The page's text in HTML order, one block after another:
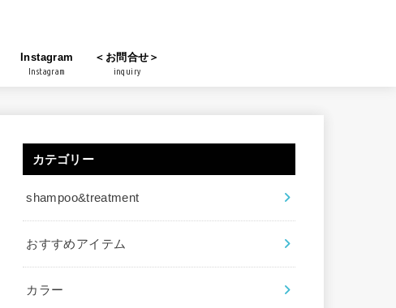
Instagram
Instagram
＜お問合せ＞
inquiry
カテゴリー
shampoo&treatment
おすすめアイテム
カラー